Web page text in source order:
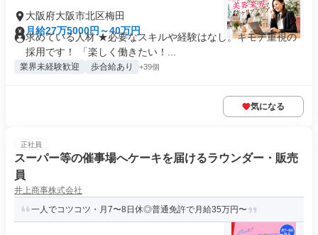
大阪府大阪市北区梅田
月給27万5000円～40万円
求めている人材 ★必要なスキルや経験はなし。キモチ重視の
採用です！ 「楽しく働きたい！...
業界未経験歓迎 歩合給あり +39個
気になる
正社員
スーパー等の催事場へケーキを届けるラウンダー・販売
員
井上商事株式会社
一人でコツコツ・月7〜8日休◎普通免許で月給35万円〜